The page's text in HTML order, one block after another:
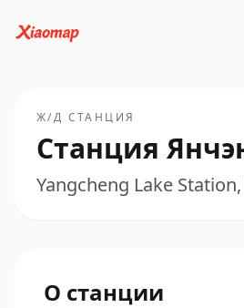
Ж/Д СТАНЦИЯ
Станция
Yangcheng Lake
О станции